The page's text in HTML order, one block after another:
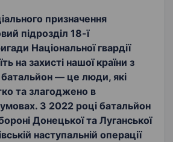
призначення
підрозділ 18-ї
Національної гвардії
на захисті нашої країни з
— це люди, які
та злагоджено в
З 2022 році батальйон
Донецької та Луганської
наступальній операції